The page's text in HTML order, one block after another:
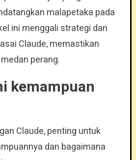
malapetaka pada
ini menggali strategi dan
Claude, memastikan
perang.
kemampuan
Claude, penting untuk
dan bagaimana